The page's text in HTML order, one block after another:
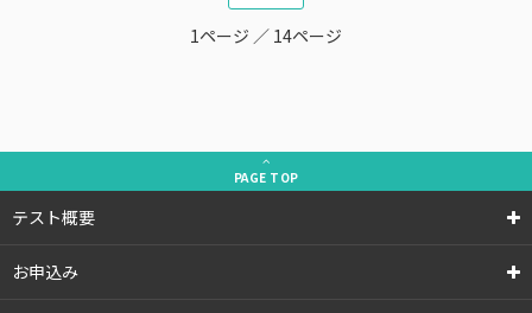
1ページ ／ 14ページ
PAGE TOP
テスト概要
お申込み